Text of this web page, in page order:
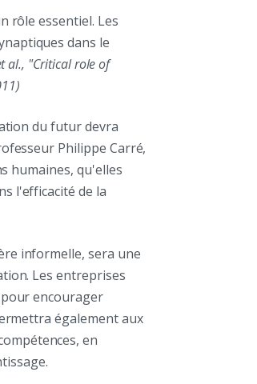
rôle essentiel. Les
dans le
al., "Critical role of
du futur devra
Philippe Carré,
humaines, qu'elles
l'efficacité de la
informelle, sera une
Les entreprises
encourager
également aux
en